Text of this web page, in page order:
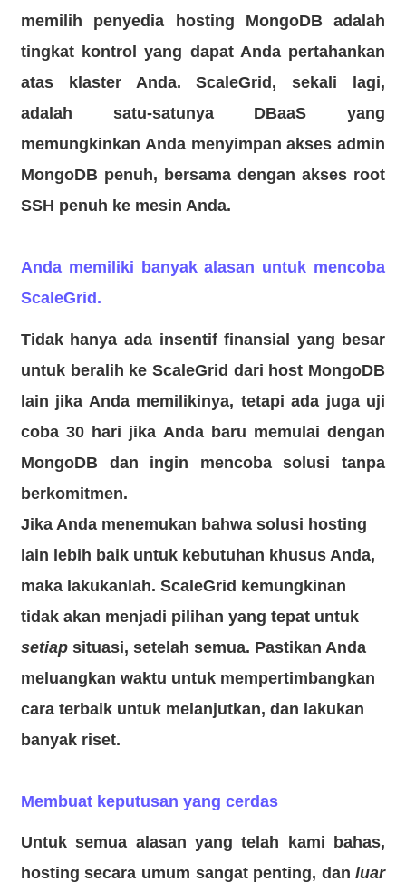
memilih penyedia hosting MongoDB adalah
tingkat kontrol yang dapat Anda pertahankan
atas klaster Anda. ScaleGrid, sekali lagi,
adalah satu-satunya DBaaS yang
memungkinkan Anda menyimpan akses admin
MongoDB penuh, bersama dengan akses root
SSH penuh ke mesin Anda.
Anda memiliki banyak alasan untuk mencoba
ScaleGrid.
Tidak hanya ada insentif finansial yang besar
untuk beralih ke ScaleGrid dari host MongoDB
lain jika Anda memilikinya, tetapi ada juga uji
coba 30 hari jika Anda baru memulai dengan
MongoDB dan ingin mencoba solusi tanpa
berkomitmen.
Jika Anda menemukan bahwa solusi hosting
lain lebih baik untuk kebutuhan khusus Anda,
maka lakukanlah. ScaleGrid kemungkinan
tidak akan menjadi pilihan yang tepat untuk
setiap situasi, setelah semua. Pastikan Anda
meluangkan waktu untuk mempertimbangkan
cara terbaik untuk melanjutkan, dan lakukan
banyak riset.
Membuat keputusan yang cerdas
Untuk semua alasan yang telah kami bahas,
hosting secara umum sangat penting, danluar